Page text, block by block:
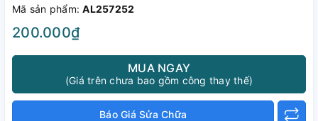
Mã sản phẩm:AL257252
200.000₫
MUA NGAY
(Giá trên chưa bao gồm công thay thế)
Báo Giá Sửa Chữa